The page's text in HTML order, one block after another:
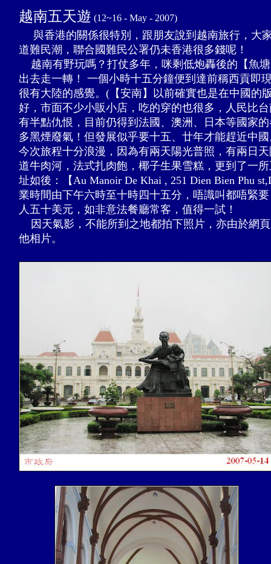
越南五天遊 (12~16 - May - 2007)
與香港的關係很特別，跟朋友說到越南旅行，大
道難民潮，聯合國難民公署仍未香港很多錢呢！
越南有野玩嗎？打仗多年，咪剩低炮轟後的【魚
出去走一轉！ 一個小時十五分鐘便到達前稱西貢即
很有大陸的感覺。(【安南】以前確實也是在中國的
好，市面不少小販小店，吃的穿的也很多，人民比
有半點仇恨，目前仍得到法國、澳洲、日本等國家
多黑煙廢氣！但發展似乎要十五、廿年才能趕近中
今次旅程十分浪漫，因為有兩天陽光普照，有兩日
道牛肉河，法式扎肉飽，椰子生果雪糕，更到了一
址如後：【Au Manoir De Khai , 251 Dien Bien Phu
業時間由下午六時至十時四十五分，唔識叫都唔緊
人五十美元，如非意法餐廳常客，值得一試！
因天氣影，不能所到之地都拍下照片，亦由於網
他相片。